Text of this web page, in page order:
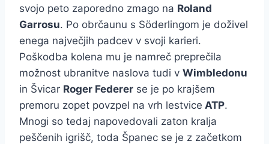
svojo peto zaporedno zmago na Roland
Garrosu. Po obrčaunu s Söderlingom je doživel
enega največjih padcev v svoji karieri.
Poškodba kolena mu je namreč preprečila
možnost ubranitve naslova tudi v Wimbledonu
in Švicar Roger Federer se je po krajšem
premoru zopet povzpel na vrh lestvice ATP.
Mnogi so tedaj napovedovali zaton kralja
peščenih igrišč, toda Španec se je z začetkom